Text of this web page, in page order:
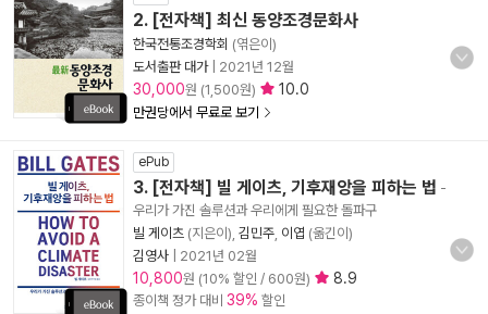
2. [전자책] 최신 동양조경문화사
한국전통조경학회 (엮은이)
도서출판 대가| 2021년 12월
30,000원 (1,500원) 10.0
만권당에서 무료로 보기
ePub
3. [전자책] 빌 게이츠, 기후재앙을 피하는 법 -
우리가 가진 솔루션과 우리에게 필요한 돌파구
빌 게이츠 (지은이), 김민주 이엽 (옮긴이)
김영사
2021년 02월
10,800원 (10% 할인 / 600원) 8.9
종이책 정가 대비 39% 할인